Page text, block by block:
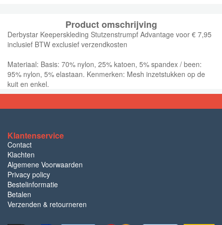
Product omschrijving
Derbystar Keeperskleding Stutzenstrumpf Advantage voor € 7,95
inclusief BTW exclusief verzendkosten
Materiaal: Basis: 70% nylon, 25% katoen, 5% spandex / been:
95% nylon, 5% elastaan. Kenmerken: Mesh inzetstukken op de
kuit en enkel.
Klantenservice
Contact
Klachten
Algemene Voorwaarden
Privacy policy
Bestelinformatie
Betalen
Verzenden & retourneren